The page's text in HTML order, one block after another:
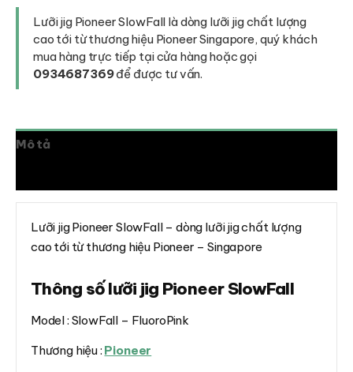
SlowFall
lượng
Lưỡi jig Pioneer SlowFall là dòng lưỡi jig chất lượng
cao tới từ thương hiệu Pioneer Singapore, quý khách
mua hàng trực tiếp tại cửa hàng hoặc gọi
0934687369để được tư vấn.
Mô tả
Lưỡi jig Pioneer SlowFall – dòng lưỡi jig chất lượng
cao tới từ thương hiệu Pioneer – Singapore
Thông số lưỡi jig Pioneer SlowFall
Model : SlowFall – FluoroPink
Thương hiệu : Pioneer